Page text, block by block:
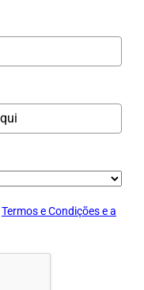
Termos e Condições e a